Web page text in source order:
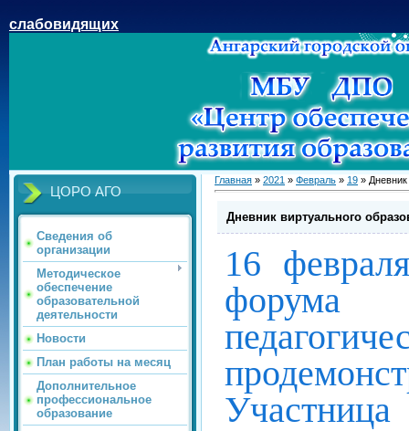
слабовидящих
ЦОРО АГО
Сведения об
организации
Методическое
обеспечение
образовательной
деятельности
Новости
План работы на месяц
Дополнительное
профессиональное
образование
Главная » 2021 » Февраль » 19 »
Дневник виртуального
16